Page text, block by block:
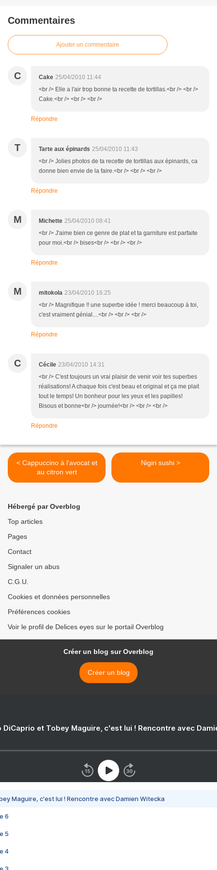
Commentaires
Ajouter un commentaire
C Cake 25/04/2010 11:44
<br /> Elle a l'air trop bonne ta recette de tortillas.<br /> <br />
Cake.<br /> <br /> <br />
Répondre
T Tarte aux épinards 25/04/2010 11:43
<br /> Jolies photos de ta recette de tortillas aux épinards, ca
donne bien envie de la faire.<br /> <br /> <br />
Répondre
M Michette 25/04/2010 08:41
<br /> J'aime bien ce genre de plat et ta garniture est parfaite
pour moi.<br /> bises<br /> <br /> <br />
Répondre
M mitokola 23/04/2010 16:25
<br /> Magnifique !! une superbe idée ! merci beaucoup à toi,
c'est vraiment génial....<br /> <br /> <br />
Répondre
C Cécile 23/04/2010 14:31
<br /> C'est toujours un vrai plaisir de venir voir tes superbes
réalisations! A chaque fois c'est beau et original et ça me plait
tout le temps! Un bonheur pour les yeux et les papilles!
Bisous et bonne<br /> journée!<br /> <br /> <br />
Répondre
< Cappuccino à l'avocat et
au citron vert
Nigiri sushi >
Hébergé par Overblog
Top articles
Pages
Contact
Signaler un abus
C.G.U.
Cookies et données personnelles
Préférences cookies
Voir le profil de Delices eyes sur le portail Overblog
Créer un blog sur Overblog
Créer un blog
DiCaprio et Tobey Maguire, c'est lui ! Rencontre avec
Maguire, c'est lui ! Rencontre avec Damien Witecka
6
5
4